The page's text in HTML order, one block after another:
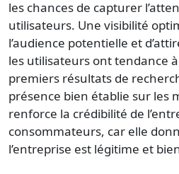
les chances de capturer
utilisateurs. Une visibilité
l’audience potentielle et
les utilisateurs ont tendance
premiers résultats de
présence bien établie sur les
renforce la crédibilité de
consommateurs, car elle
l’entreprise est légitime et